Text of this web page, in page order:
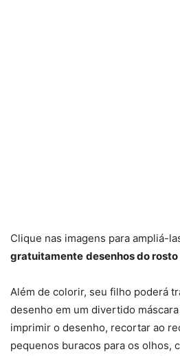
Clique nas imagens para ampliá-
gratuitamente desenhos do
Além de colorir, seu filho poderá
desenho em um divertido
imprimir o desenho, recortar ao
pequenos buracos para os olhos,